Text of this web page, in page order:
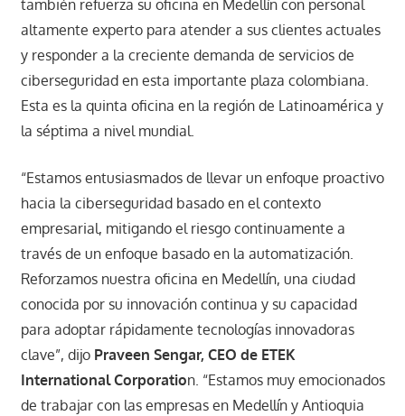
también refuerza su oficina en Medellín con personal
altamente experto para atender a sus clientes actuales
y responder a la creciente demanda de servicios de
ciberseguridad en esta importante plaza colombiana.
Esta es la quinta oficina en la región de Latinoamérica y
la séptima a nivel mundial.
“Estamos entusiasmados de llevar un enfoque proactivo
hacia la ciberseguridad basado en el contexto
empresarial, mitigando el riesgo continuamente a
través de un enfoque basado en la automatización.
Reforzamos nuestra oficina en Medellín, una ciudad
conocida por su innovación continua y su capacidad
para adoptar rápidamente tecnologías innovadoras
clave”, dijo Praveen Sengar, CEO de ETEK
International Corporation. “Estamos muy emocionados
de trabajar con las empresas en Medellín y Antioquia